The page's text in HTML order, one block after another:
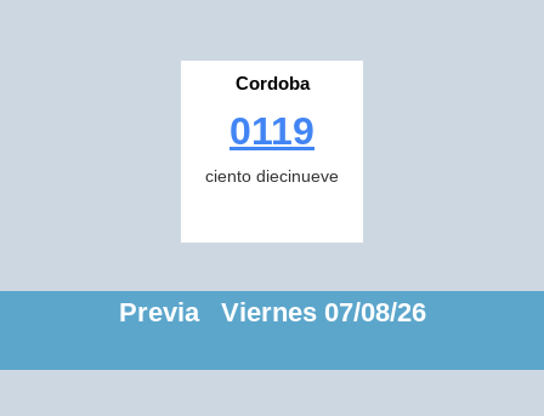
Cordoba
0119
ciento diecinueve
Previa Viernes 07/08/26